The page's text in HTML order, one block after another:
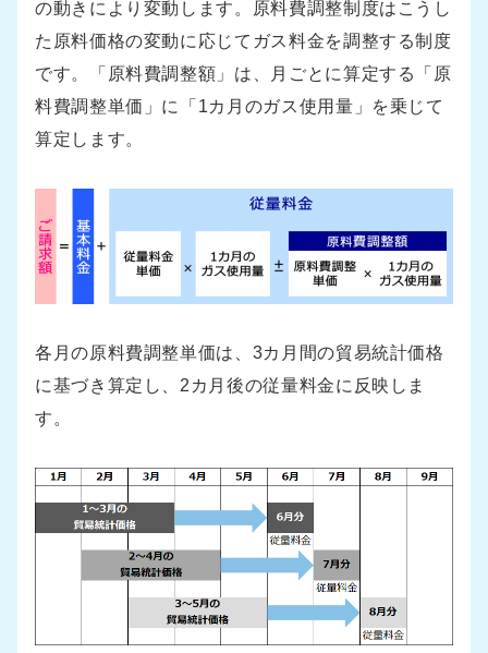
の動きにより変動します。原料費調整制度はこうし
た原料価格の変動に応じてガス料金を調整する制度
です。「原料費調整額」は、月ごとに算定する「原
料費調整単価」に「1カ月のガス使用量」を乗じて
算定します。
各月の原料費調整単価は、3カ月間の貿易統計価格
に基づき算定し、2カ月後の従量料金に反映しま
す。